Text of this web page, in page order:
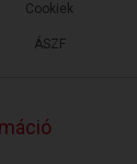
ÁSZF
Cookiek